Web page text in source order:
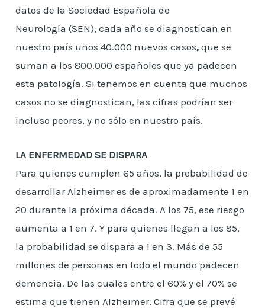
datos de la Sociedad Española de
Neurología (SEN), cada año se diagnostican en
nuestro país unos 40.000 nuevos casos, que se
suman a los 800.000 españoles que ya padecen
esta patología. Si tenemos en cuenta que muchos
casos no se diagnostican, las cifras podrían ser
incluso peores, y no sólo en nuestro país.
LA ENFERMEDAD SE DISPARA
Para quienes cumplen 65 años, la probabilidad de
desarrollar Alzheimer es de aproximadamente 1 en
20 durante la próxima década. A los 75, ese riesgo
aumenta a 1 en 7. Y para quienes llegan a los 85,
la probabilidad se dispara a 1 en 3. Más de 55
millones de personas en todo el mundo padecen
demencia. De las cuales entre el 60% y el 70% se
estima que tienen Alzheimer. Cifra que se prevé